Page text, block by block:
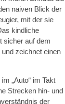
naiven Blick der
mit der sie
kindliche
sicher auf dem
zeichnet einen
„Auto“ im Takt
Strecken hin- und
der